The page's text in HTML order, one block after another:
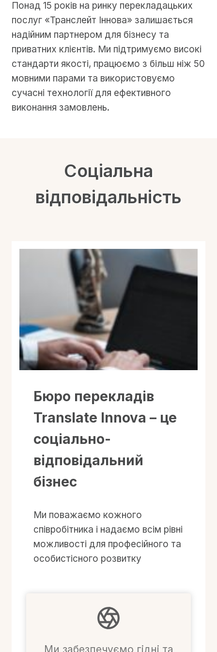
Понад 15 років на ринку перекладацьких
послуг «Транслейт Іннова» залишається
надійним партнером для бізнесу та
приватних клієнтів. Ми підтримуємо високі
стандарти якості, працюємо з більш ніж 50
мовними парами та використовуємо
сучасні технології для ефективного
виконання замовлень.
Соціальна
відповідальність
Бюро перекладів
Translate Innova – це
соціально-
відповідальний
бізнес
Ми поважаємо кожного
співробітника і надаємо всім рівні
можливості для професійного та
особистісного розвитку
Ми забезпечуємо гідні та